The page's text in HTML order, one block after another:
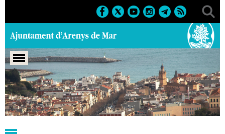
Portada > Agenda > 29-01-2025